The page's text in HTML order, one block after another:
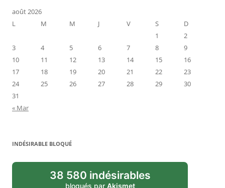
août 2026
L
M M J V S
D
1
2
3
4 5 6 7 8
9
10
11 12 13 14 15
16
17
18 19 20 21 22
23
24
25 26 27 28 29
30
31
« Mar
INDÉSIRABLE BLOQUÉ
38 580 indésirables
bloqués par Akismet